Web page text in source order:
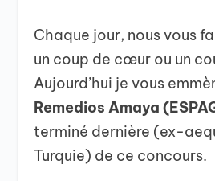
Chaque jour, nous vous
un coup de cœur ou un
Aujourd’hui je vous
Remedios Amaya
terminé dernière (ex-
Turquie) de ce concours.